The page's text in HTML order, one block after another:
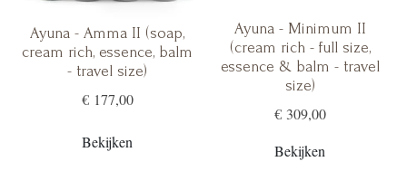
Ayuna - Amma II (soap,
cream rich, essence, balm
- travel size)
€ 177,00
Bekijken
Ayuna - Minimum II
(cream rich - full size,
essence & balm - travel
size)
€ 309,00
Bekijken